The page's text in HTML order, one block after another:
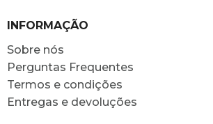
INFORMAÇÃO
Sobre nós
Perguntas Frequentes
Termos e condições
Entregas e devoluções